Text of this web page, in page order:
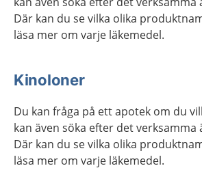
Där kan du se vilka olika
läsa mer om varje läkemedel.
Kinoloner
Du kan fråga på ett apotek om du
kan även söka efter det verksamma
Där kan du se vilka olika
läsa mer om varje läkemedel.